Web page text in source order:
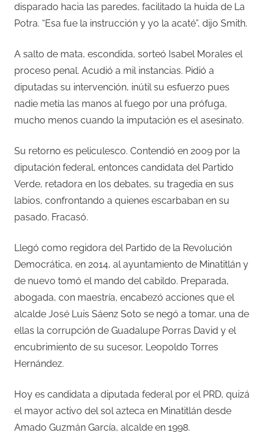
disparado hacia las paredes, facilitado la huida de La
Potra. “Esa fue la instrucción y yo la acaté”, dijo Smith.
A salto de mata, escondida, sorteó Isabel Morales el
proceso penal. Acudió a mil instancias. Pidió a
diputadas su intervención, inútil su esfuerzo pues
nadie metía las manos al fuego por una prófuga,
mucho menos cuando la imputación es el asesinato.
Su retorno es peliculesco. Contendió en 2009 por la
diputación federal, entonces candidata del Partido
Verde, retadora en los debates, su tragedia en sus
labios, confrontando a quienes escarbaban en su
pasado. Fracasó.
Llegó como regidora del Partido de la Revolución
Democrática, en 2014, al ayuntamiento de Minatitlán y
de nuevo tomó el mando del cabildo. Preparada,
abogada, con maestría, encabezó acciones que el
alcalde José Luis Sáenz Soto se negó a tomar, una de
ellas la corrupción de Guadalupe Porras David y el
encubrimiento de su sucesor, Leopoldo Torres
Hernández.
Hoy es candidata a diputada federal por el PRD, quizá
el mayor activo del sol azteca en Minatitlán desde
Amado Guzmán García, alcalde en 1998.